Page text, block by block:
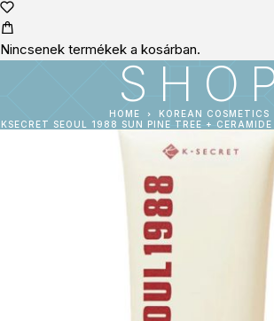
Nincsenek termékek a kosárban.
HOME
KOREAN COSMETICS
KSECRET SEOUL 1988 SUN PINE TREE +